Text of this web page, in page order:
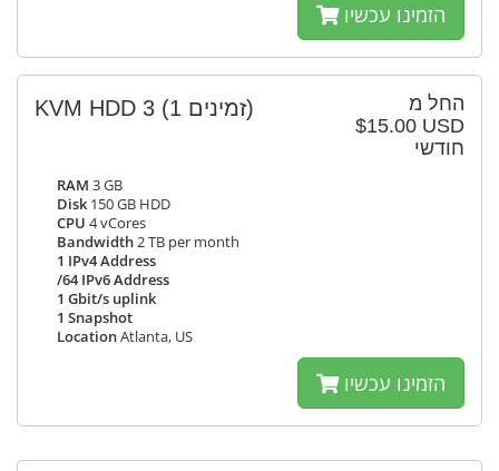
הזמינו עכשיו
החל מ
$15.00 USD
חודשי
KVM HDD 3 (1 זמינים)
RAM 3 GB
Disk 150 GB HDD
CPU 4 vCores
Bandwidth2 TB per month
1 IPv4 Address
/64 IPv6 Address
1 Gbit/s uplink
1 Snapshot
LocationAtlanta, US
הזמינו עכשיו